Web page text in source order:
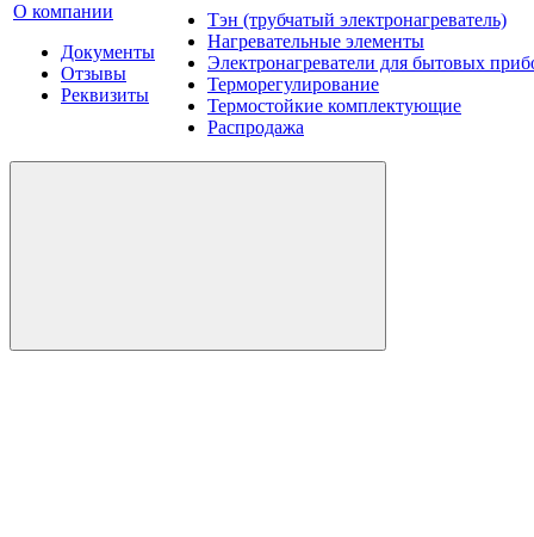
О компании
Документы
Отзывы
Реквизиты
Тэн (трубчатый электронагреватель)
Нагревательные элементы
Электронагреватели для бытовых
Терморегулирование
Термостойкие комплектующие
Распродажа